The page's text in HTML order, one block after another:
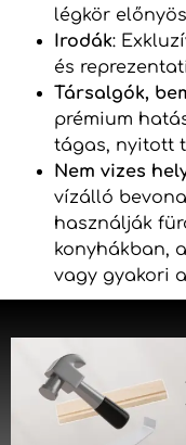
légkör
Irodák:
és
Társalgók,
prémium
tágas, nyitott
Nem vizes
vízálló
használják
konyhákban,
vagy gyakori